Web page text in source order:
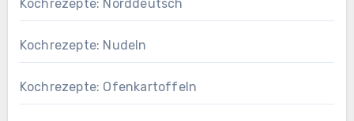
Kochrezepte: Norddeutsch
Kochrezepte: Nudeln
Kochrezepte: Ofenkartoffeln